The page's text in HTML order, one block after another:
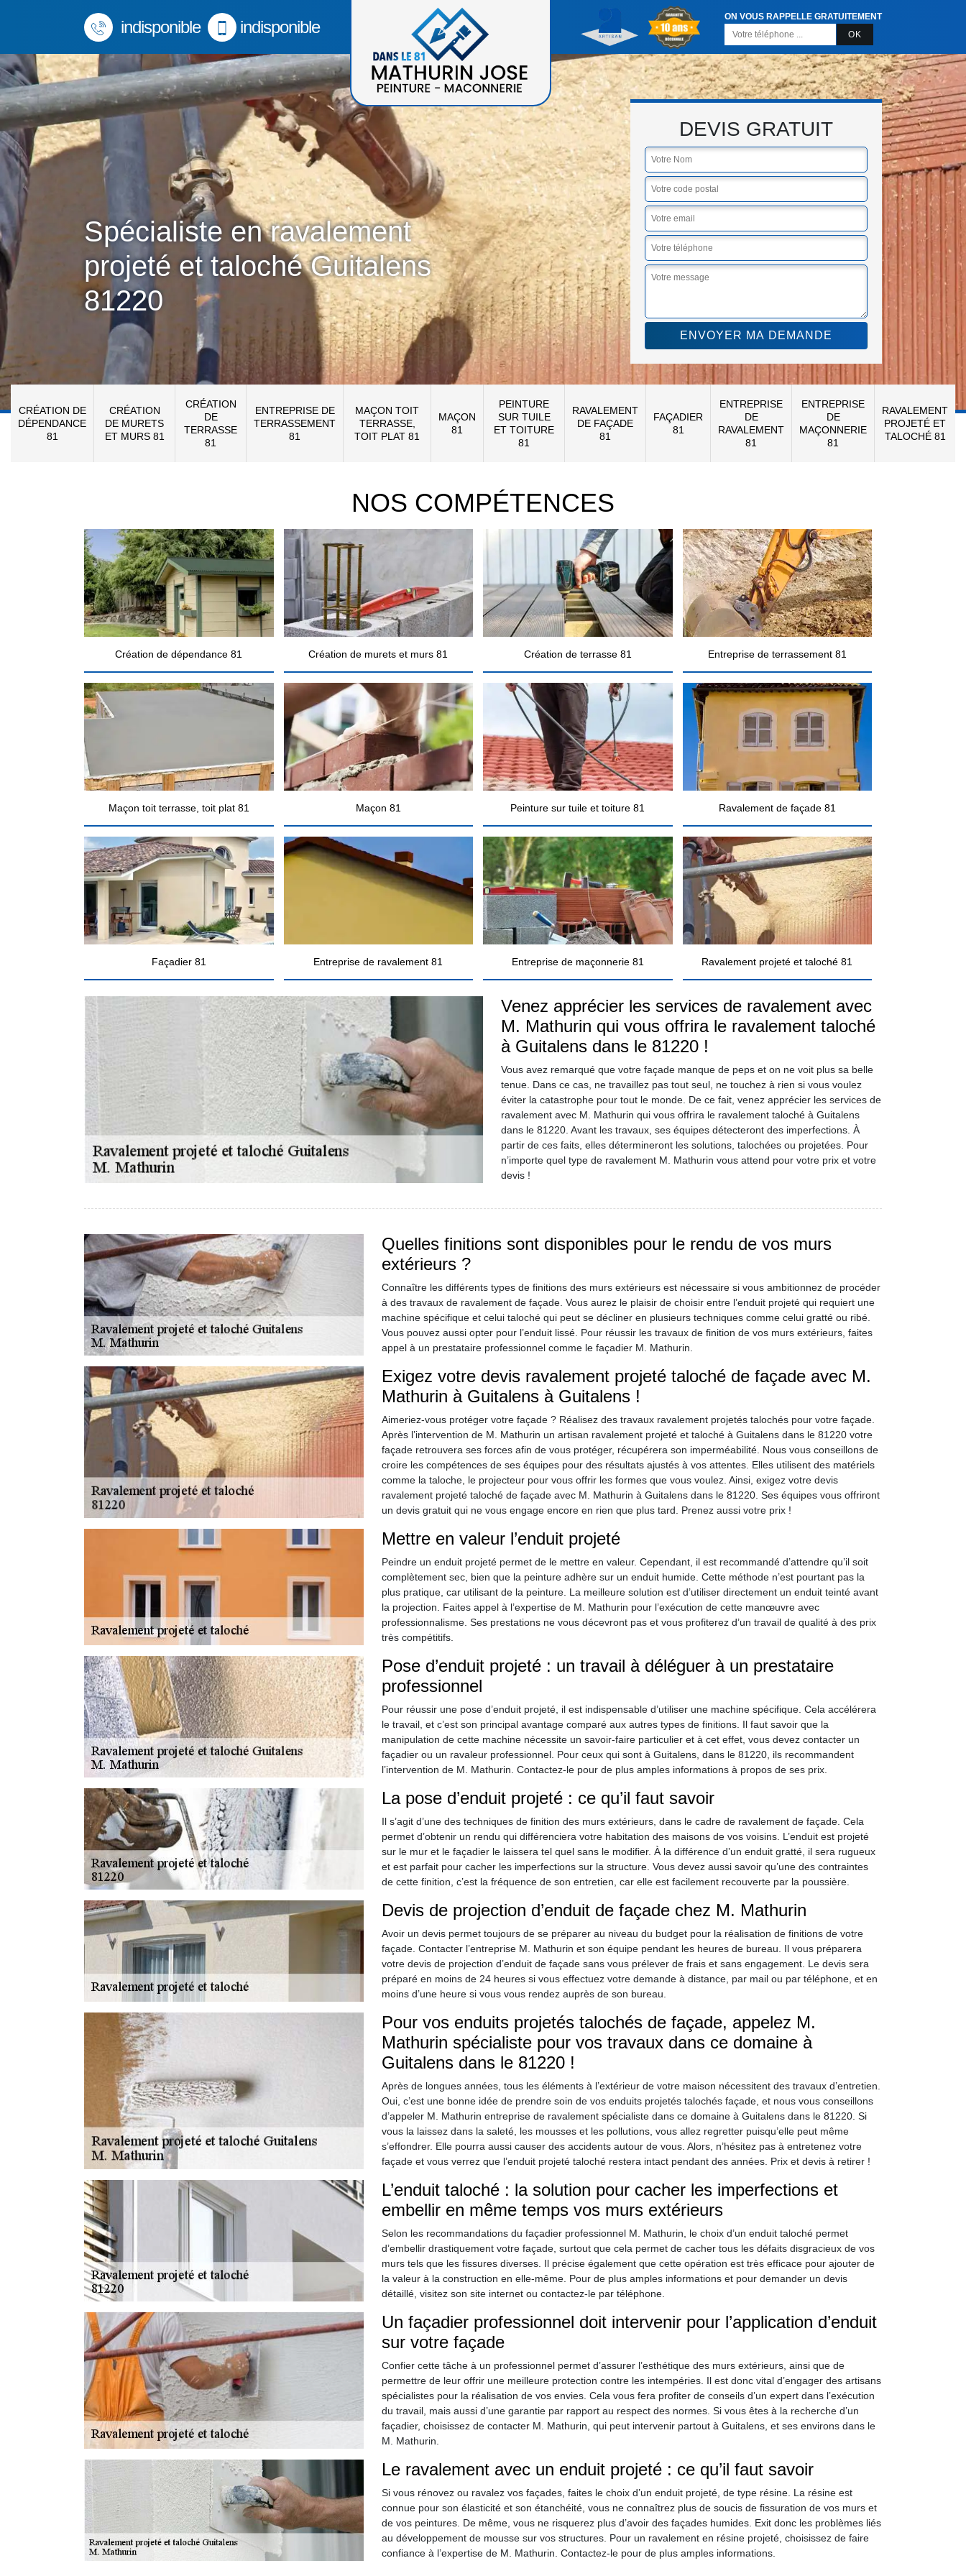
indisponible indisponible
ON VOUS RAPPELLE GRATUITEMENT
Spécialiste en ravalement
projeté et taloché Guitalens
81220
DEVIS GRATUIT
CRÉATION DE
DÉPENDANCE
81
CRÉATION
DE MURETS
ET MURS 81
CRÉATION
DE
TERRASSE
81
ENTREPRISE DE
TERRASSEMENT
81
MAÇON TOIT
TERRASSE,
TOIT PLAT 81
MAÇON
81
PEINTURE
SUR TUILE
ET TOITURE
81
RAVALEMENT
DE FAÇADE
81
FAÇADIER
81
ENTREPRISE
DE
RAVALEMENT
81
ENTREPRISE
DE
MAÇONNERIE
81
RAVALEMENT
PROJETÉ ET
TALOCHÉ 81
NOS COMPÉTENCES
Création de dépendance 81 Création de murets et murs 81 Création de terrasse 81 Entreprise de terrassement 81
Maçon toit terrasse, toit plat 81 Maçon 81 Peinture sur tuile et toiture 81 Ravalement de façade 81
Façadier 81 Entreprise de ravalement 81 Entreprise de maçonnerie 81 Ravalement projeté et taloché 81
Venez apprécier les services de ravalement avec
M. Mathurin qui vous offrira le ravalement taloché
à Guitalens dans le 81220 !
Vous avez remarqué que votre façade manque de peps et on ne voit plus sa belle
tenue. Dans ce cas, ne travaillez pas tout seul, ne touchez à rien si vous voulez
éviter la catastrophe pour tout le monde. De ce fait, venez apprécier les services de
ravalement avec M. Mathurin qui vous offrira le ravalement taloché à Guitalens
dans le 81220. Avant les travaux, ses équipes détecteront des imperfections. À
partir de ces faits, elles détermineront les solutions, talochées ou projetées. Pour
n’importe quel type de ravalement M. Mathurin vous attend pour votre prix et votre
devis !
Quelles finitions sont disponibles pour le rendu de vos murs
extérieurs ?
Connaître les différents types de finitions des murs extérieurs est nécessaire si vous ambitionnez de procéder
à des travaux de ravalement de façade. Vous aurez le plaisir de choisir entre l’enduit projeté qui requiert une
machine spécifique et celui taloché qui peut se décliner en plusieurs techniques comme celui gratté ou ribé.
Vous pouvez aussi opter pour l’enduit lissé. Pour réussir les travaux de finition de vos murs extérieurs, faites
appel à un prestataire professionnel comme le façadier M. Mathurin.
Exigez votre devis ravalement projeté taloché de façade avec M.
Mathurin à Guitalens à Guitalens !
Aimeriez-vous protéger votre façade ? Réalisez des travaux ravalement projetés talochés pour votre façade.
Après l’intervention de M. Mathurin un artisan ravalement projeté et taloché à Guitalens dans le 81220 votre
façade retrouvera ses forces afin de vous protéger, récupérera son imperméabilité. Nous vous conseillons de
croire les compétences de ses équipes pour des résultats ajustés à vos attentes. Elles utilisent des matériels
comme la taloche, le projecteur pour vous offrir les formes que vous voulez. Ainsi, exigez votre devis
ravalement projeté taloché de façade avec M. Mathurin à Guitalens dans le 81220. Ses équipes vous offriront
un devis gratuit qui ne vous engage encore en rien que plus tard. Prenez aussi votre prix !
Mettre en valeur l’enduit projeté
Peindre un enduit projeté permet de le mettre en valeur. Cependant, il est recommandé d’attendre qu’il soit
complètement sec, bien que la peinture adhère sur un enduit humide. Cette méthode n’est pourtant pas la
plus pratique, car utilisant de la peinture. La meilleure solution est d’utiliser directement un enduit teinté avant
la projection. Faites appel à l’expertise de M. Mathurin pour l’exécution de cette manœuvre avec
professionnalisme. Ses prestations ne vous décevront pas et vous profiterez d’un travail de qualité à des prix
très compétitifs.
Pose d’enduit projeté : un travail à déléguer à un prestataire
professionnel
Pour réussir une pose d’enduit projeté, il est indispensable d’utiliser une machine spécifique. Cela accélérera
le travail, et c’est son principal avantage comparé aux autres types de finitions. Il faut savoir que la
manipulation de cette machine nécessite un savoir-faire particulier et à cet effet, vous devez contacter un
façadier ou un ravaleur professionnel. Pour ceux qui sont à Guitalens, dans le 81220, ils recommandent
l’intervention de M. Mathurin. Contactez-le pour de plus amples informations à propos de ses prix.
La pose d’enduit projeté : ce qu’il faut savoir
Il s’agit d’une des techniques de finition des murs extérieurs, dans le cadre de ravalement de façade. Cela
permet d’obtenir un rendu qui différenciera votre habitation des maisons de vos voisins. L’enduit est projeté
sur le mur et le façadier le laissera tel quel sans le modifier. À la différence d’un enduit gratté, il sera rugueux
et est parfait pour cacher les imperfections sur la structure. Vous devez aussi savoir qu’une des contraintes
de cette finition, c’est la fréquence de son entretien, car elle est facilement recouverte par la poussière.
Devis de projection d’enduit de façade chez M. Mathurin
Avoir un devis permet toujours de se préparer au niveau du budget pour la réalisation de finitions de votre
façade. Contacter l’entreprise M. Mathurin et son équipe pendant les heures de bureau. Il vous préparera
votre devis de projection d’enduit de façade sans vous prélever de frais et sans engagement. Le devis sera
préparé en moins de 24 heures si vous effectuez votre demande à distance, par mail ou par téléphone, et en
moins d’une heure si vous vous rendez auprès de son bureau.
Pour vos enduits projetés talochés de façade, appelez M.
Mathurin spécialiste pour vos travaux dans ce domaine à
Guitalens dans le 81220 !
Après de longues années, tous les éléments à l’extérieur de votre maison nécessitent des travaux d’entretien.
Oui, c’est une bonne idée de prendre soin de vos enduits projetés talochés façade, et nous vous conseillons
d’appeler M. Mathurin entreprise de ravalement spécialiste dans ce domaine à Guitalens dans le 81220. Si
vous la laissez dans la saleté, les mousses et les pollutions, vous allez regretter puisqu’elle peut même
s’effondrer. Elle pourra aussi causer des accidents autour de vous. Alors, n’hésitez pas à entretenez votre
façade et vous verrez que l’enduit projeté taloché restera intact pendant des années. Prix et devis à retirer !
L’enduit taloché : la solution pour cacher les imperfections et
embellir en même temps vos murs extérieurs
Selon les recommandations du façadier professionnel M. Mathurin, le choix d’un enduit taloché permet
d’embellir drastiquement votre façade, surtout que cela permet de cacher tous les défaits disgracieux de vos
murs tels que les fissures diverses. Il précise également que cette opération est très efficace pour ajouter de
la valeur à la construction en elle-même. Pour de plus amples informations et pour demander un devis
détaillé, visitez son site internet ou contactez-le par téléphone.
Un façadier professionnel doit intervenir pour l’application d’enduit
sur votre façade
Confier cette tâche à un professionnel permet d’assurer l’esthétique des murs extérieurs, ainsi que de
permettre de leur offrir une meilleure protection contre les intempéries. Il est donc vital d’engager des artisans
spécialistes pour la réalisation de vos envies. Cela vous fera profiter de conseils d’un expert dans l’exécution
du travail, mais aussi d’une garantie par rapport au respect des normes. Si vous êtes à la recherche d’un
façadier, choisissez de contacter M. Mathurin, qui peut intervenir partout à Guitalens, et ses environs dans le
M. Mathurin.
Le ravalement avec un enduit projeté : ce qu’il faut savoir
Si vous rénovez ou ravalez vos façades, faites le choix d’un enduit projeté, de type résine. La résine est
connue pour son élasticité et son étanchéité, vous ne connaîtrez plus de soucis de fissuration de vos murs et
de vos peintures. De même, vous ne risquerez plus d’avoir des façades humides. Exit donc les problèmes liés
au développement de mousse sur vos structures. Pour un ravalement en résine projeté, choisissez de faire
confiance à l’expertise de M. Mathurin. Contactez-le pour de plus amples informations.